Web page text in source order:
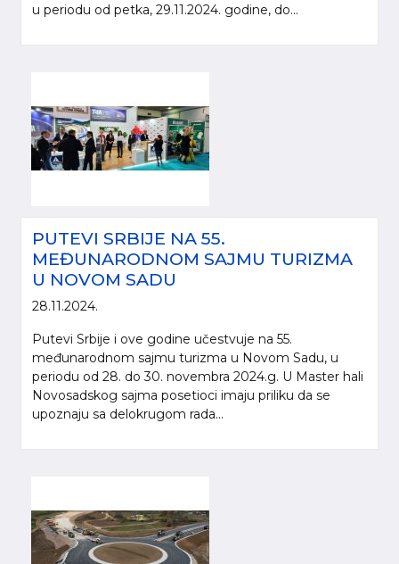
u periodu od petka, 29.11.2024. godine, do...
PUTEVI SRBIJE NA 55.
MEĐUNARODNOM SAJMU TURIZMA
U NOVOM SADU
28.11.2024.
Putevi Srbije i ove godine učestvuje na 55.
međunarodnom sajmu turizma u Novom Sadu, u
periodu od 28. do 30. novembra 2024.g. U Master hali
Novosadskog sajma posetioci imaju priliku da se
upoznaju sa delokrugom rada...
Molimo da prilikom korišćenja informacija, materijala i fotografija sa internet
prezentacije „Putevi Srbije“ d.o.o., obavezno navedete izvor („Putevi Srbije“
Bulevar kralja Aleksandra 282
Poštanski fax 17, 11050 Beograd 22